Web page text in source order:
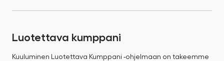
Luotettava kumppani
Kuuluminen Luotettava Kumppani -ohjelmaan on takeemme